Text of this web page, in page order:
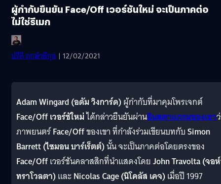
ผู้กำกับยืนยัน Face/Off เวอร์ชันใหม่ จะเป็นภาคต่อ
ไม่ใช่รีเมก
ปรีดี ฤกษ์วลีกุล | 12/02/2021
Adam Wingard (อดัม วิงการ์ด)ผู้กำกับที่มาคุมโพรเจกต์
Face/Off เวอร์ชัใหม่ได้กล่าวยืนยันผ่านอินสตาแกรมของเขา
ภาพยนตร์Face/Offของเขา ที่กำลังร่วมเขียนบทกับSimon
Barrett (ไซมอน บาร์เร็ตต์)นั้น จะเป็นภาคต่อโดยตรงของ
Face/Offเวอร์ชันคลาสสิกที่นำแสดงโดยJohn Travolta (จอ
ทราโวลตา)และNicolas Cage (นิโคลัส เคจ)เมื่อปี 1997